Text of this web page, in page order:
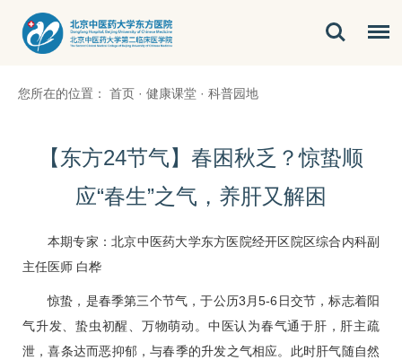
您所在的位置： 首页 · 健康课堂 · 科普园地
【东方24节气】春困秋乏？惊蛰顺
应“春生”之气，养肝又解困
本期专家：北京中医药大学东方医院经开区院区综合内科副
主任医师 白桦
惊蛰，是春季第三个节气，于公历3月5-6日交节，标志着阳
气升发、蛰虫初醒、万物萌动。中医认为春气通于肝，肝主疏
泄，喜条达而恶抑郁，与春季的升发之气相应。此时肝气随自然